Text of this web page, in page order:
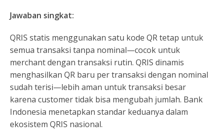
Jawaban singkat:
QRIS statis menggunakan satu kode QR tetap untuk
semua transaksi tanpa nominal—cocok untuk
merchant dengan transaksi rutin. QRIS dinamis
menghasilkan QR baru per transaksi dengan nominal
sudah terisi—lebih aman untuk transaksi besar
karena customer tidak bisa mengubah jumlah. Bank
Indonesia menetapkan standar keduanya dalam
ekosistem QRIS nasional.